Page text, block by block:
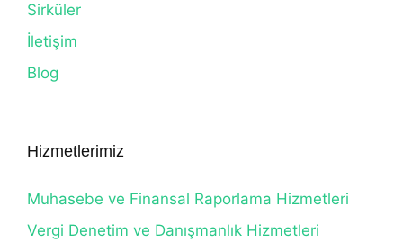
Sirküler
İletişim
Blog
Hizmetlerimiz
Muhasebe ve Finansal Raporlama Hizmetleri
Vergi Denetim ve Danışmanlık Hizmetleri